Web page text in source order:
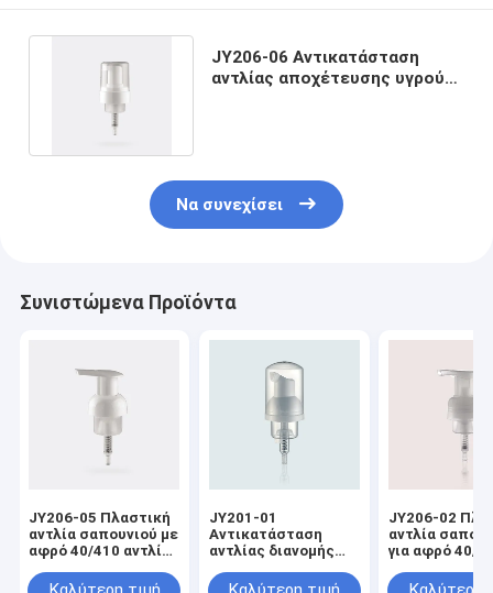
JY206-06 Αντικατάσταση
αντλίας αποχέτευσης υγρού
Να συνεχίσει
Συνιστώμενα Προϊόντα
JY206-05 Πλαστική
αντλία σαπουνιού με
αφρό 40/410 αντλία
JY201-01
Αντικατάσταση
αντλίας διανομής
σαπουνιού 30/410
JY206-02
αντλία
για αφρό 40/
υγρού